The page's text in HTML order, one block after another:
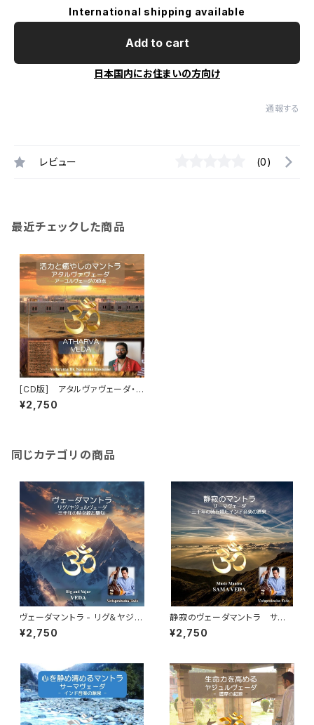
International shipping available
Add to cart
日本国内にお住まいの方向け
通報する
レビュー (0)
最近チェックした商品
[CD版] アタルヴァヴェーダ・マ
ントラ（Atharva Veda Mantr
a） チャンティング（詠唱）
¥2,750
同じカテゴリの商品
ヴェーダマントラ - リグ＆ヤジュ
ルヴェーダ - 三千年の時を超え
た聖句 Holy Mantra – Rg & Y
¥2,750
静寂のヴェーダマントラ サー
マヴェーダ 三千年の時を超えた
インド音楽/声明の起源 Music
¥2,750